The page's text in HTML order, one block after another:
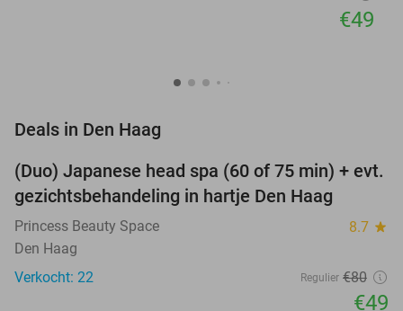
€49
Deals in Den Haag
39%
(Duo) Japanese head spa (60 of 75 min) + evt.
gezichtsbehandeling in hartje Den Haag
Princess Beauty Space 8.7 star
Den Haag
Verkocht: 22
Regulier €80
€49